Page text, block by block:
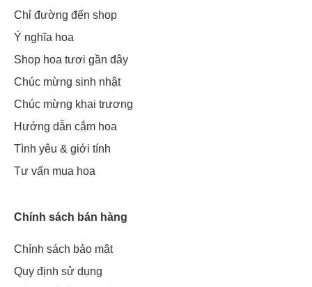
Chỉ đường đến shop
Ý nghĩa hoa
Shop hoa tươi gần đây
Chúc mừng sinh nhật
Chúc mừng khai trương
Hướng dẫn cắm hoa
Tình yêu & giới tính
Tư vấn mua hoa
Chính sách bán hàng
Chính sách bảo mật
Quy định sử dụng